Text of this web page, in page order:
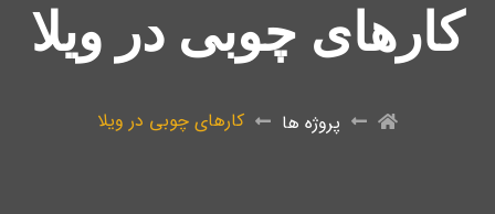
کارهای چوبی در ویلا
پروژه ها کارهای چوبی در ویلا